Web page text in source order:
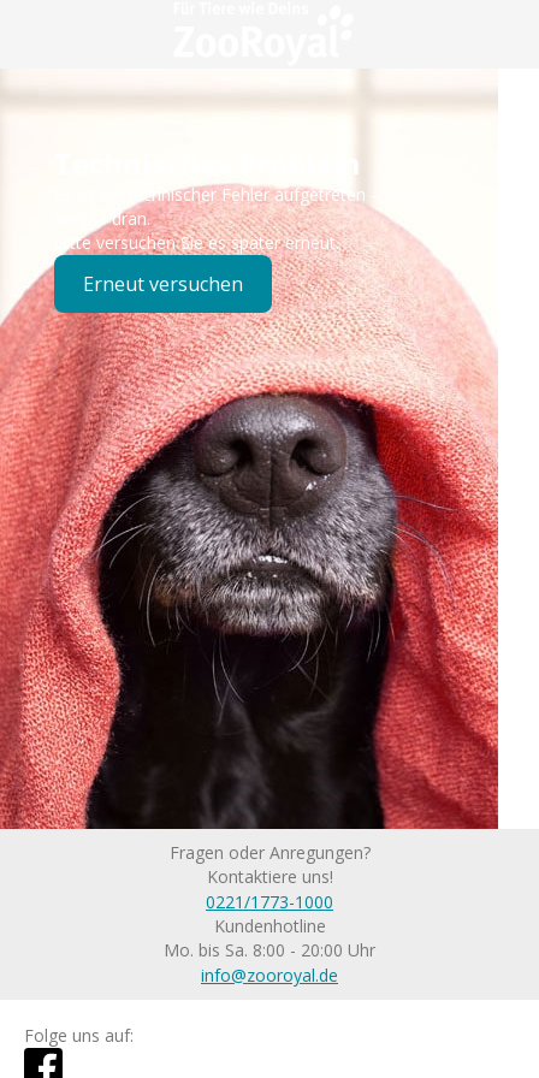
Technisches Problem
Es ist ein technischer Fehler aufgetreten – wir sind
bereits dran.
Bitte versuchen Sie es später erneut.
Erneut versuchen
Fragen oder Anregungen?
Kontaktiere uns!
0221/1773-1000
Kundenhotline
Mo. bis Sa. 8:00 - 20:00 Uhr
info@zooroyal.de
Folge uns auf: